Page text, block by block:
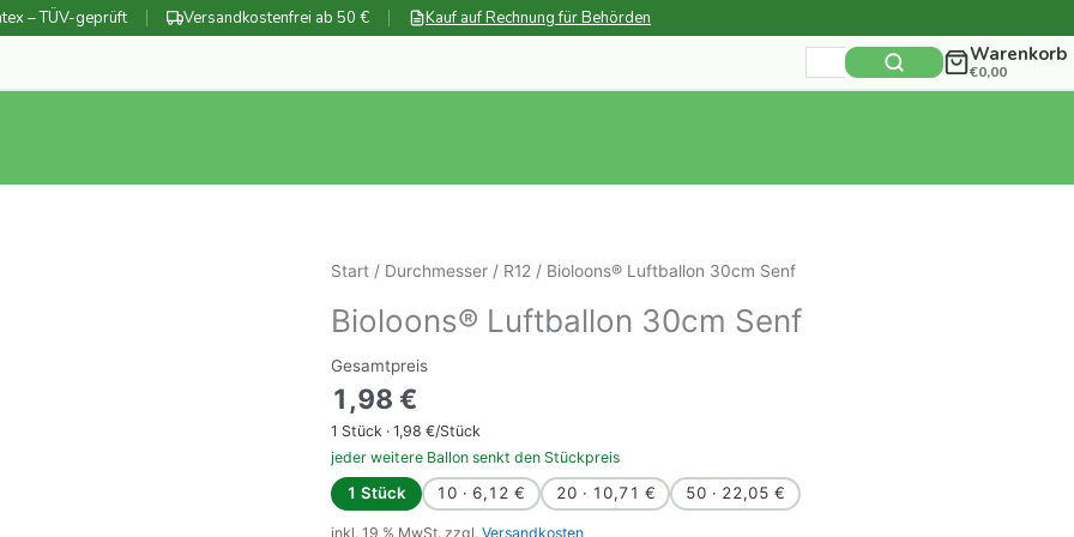
– TÜV-geprüft Versandkostenfrei ab 50 € Kauf auf Rechnung für Behörden
Suchen
nach:
Warenkorb
€0,00
Start / Durchmesser / R12 / Bioloons® Luftballon 30cm Senf
Bioloons® Luftballon 30cm Senf
Gesamtpreis
1,98€
1 Stück ·1,98 €/Stück
jeder weitere Ballon senkt den Stückpreis
1 Stück 10 · 6,12 € 20 · 10,71 € 50 · 22,05 €
inkl. 19 % MwSt. zzgl.Versandkosten